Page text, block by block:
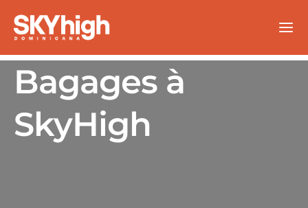
contenu
Bagages à
SkyHigh